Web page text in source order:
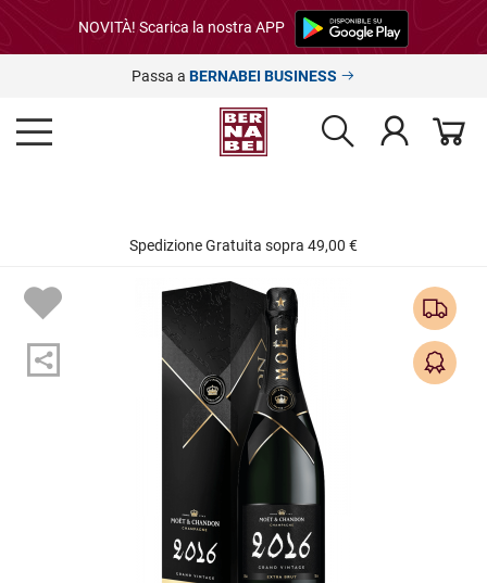
NOVITÀ! Scarica la nostra APP
Passa a BERNABEI BUSINESS
Spedizione Gratuita sopra 49,00 €